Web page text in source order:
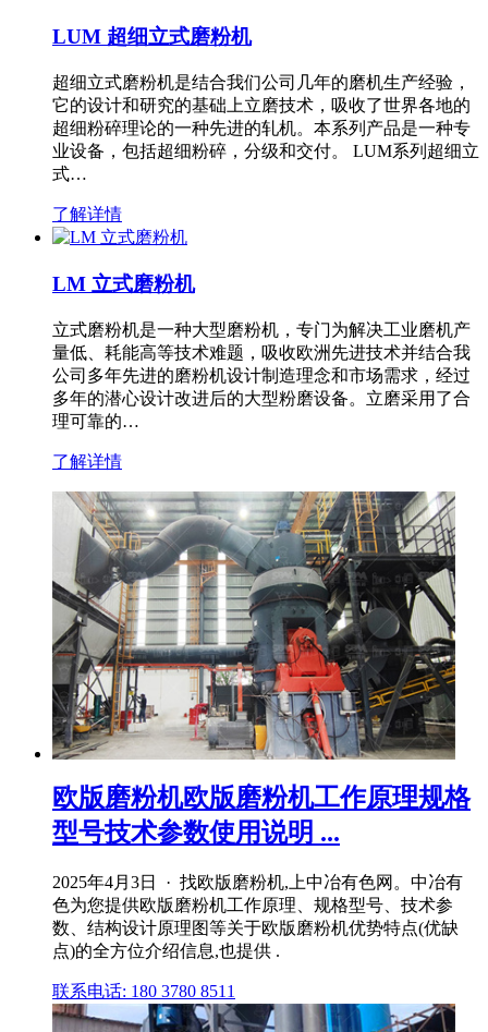
LUM 超细立式磨粉机
超细立式磨粉机是结合我们公司几年的磨机生产经验，
它的设计和研究的基础上立磨技术，吸收了世界各地的
超细粉碎理论的一种先进的轧机。本系列产品是一种专
业设备，包括超细粉碎，分级和交付。 LUM系列超细立
式…
了解详情
LM 立式磨粉机
立式磨粉机是一种大型磨粉机，专门为解决工业磨机产
量低、耗能高等技术难题，吸收欧洲先进技术并结合我
公司多年先进的磨粉机设计制造理念和市场需求，经过
多年的潜心设计改进后的大型粉磨设备。立磨采用了合
理可靠的…
了解详情
欧版磨粉机欧版磨粉机工作原理规格
型号技术参数使用说明 ...
2025年4月3日 · 找欧版磨粉机,上中冶有色网。中冶有
色为您提供欧版磨粉机工作原理、规格型号、技术参
数、结构设计原理图等关于欧版磨粉机优势特点(优缺
点)的全方位介绍信息,也提供 .
联系电话: 180 3780 8511